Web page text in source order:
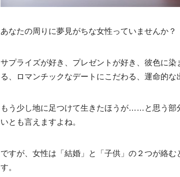
あなたの周りに夢見がちな女性っていませんか？
サプライズが好き、プレゼントが好き、彼色に
る、ロマンチックなデートにこだわる、運命的な
もう少し地に足つけて生きたほうが……と思う部
いとも言えますよね。
ですが、女性は「結婚」と「子供」の２つが絡
す。